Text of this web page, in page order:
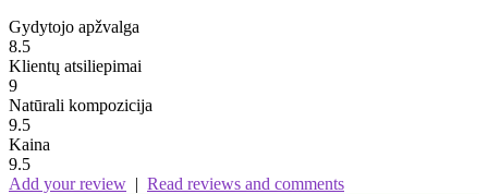
Gydytojo apžvalga
8.5
Klientų atsiliepimai
9
Natūrali kompozicija
9.5
Kaina
9.5
Add your review | Read reviews and comments